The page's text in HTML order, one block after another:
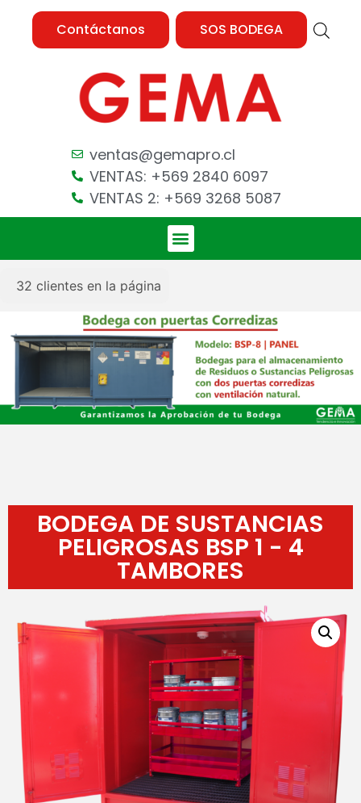
Contáctanos SOS BODEGA
ventas@gemapro.cl
VENTAS: +569 2840 6097
VENTAS 2: +569 3268 5087
32 clientes en la página
BODEGA DE SUSTANCIAS
PELIGROSAS BSP 1 - 4
TAMBORES